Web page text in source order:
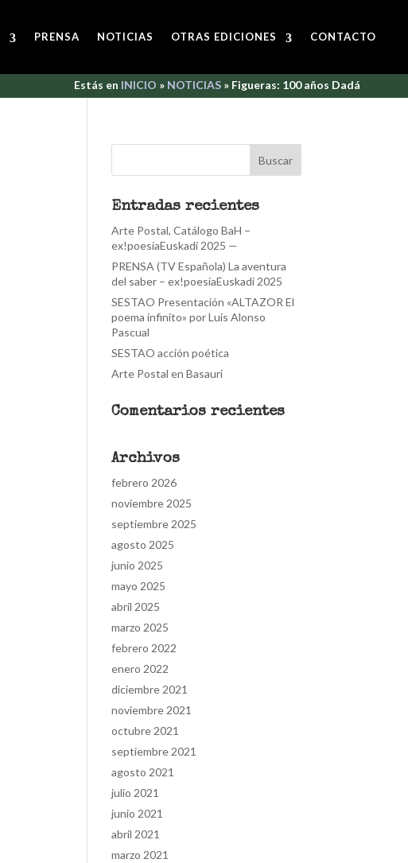
PRENSA NOTICIAS OTRAS EDICIONES CONTACTO
Estás en INICIO » NOTICIAS » Figueras: 100 años Dadá
Entradas recientes
Arte Postal, Catálogo BaH –
ex!poesíaEuskadi 2025 —
PRENSA (TV Española) La aventura
del saber – ex!poesíaEuskadi 2025
SESTAO Presentación «ALTAZOR El
poema infinito» por Luis Alonso
Pascual
SESTAO acción poética
Arte Postal en Basauri
Comentarios recientes
Archivos
febrero 2026
noviembre 2025
septiembre 2025
agosto 2025
junio 2025
mayo 2025
abril 2025
marzo 2025
febrero 2022
enero 2022
diciembre 2021
noviembre 2021
octubre 2021
septiembre 2021
agosto 2021
julio 2021
junio 2021
abril 2021
marzo 2021